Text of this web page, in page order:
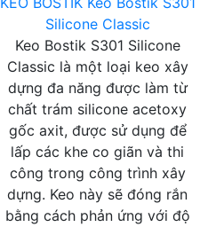
Silicone Classic
Keo Bostik S301 Silicone
Classic là một loại keo xây
dựng đa năng được làm từ
chất trám silicone acetoxy
gốc axit, được sử dụng để
lấp các khe co giãn và thi
công trong công trình xây
dựng. Keo này sẽ đóng rắn
bằng cách phản ứng với độ